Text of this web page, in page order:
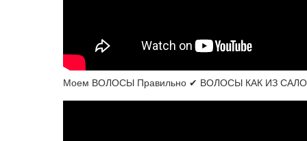
Моем ВОЛОСЫ Правильно ✔ ВОЛОСЫ КАК ИЗ